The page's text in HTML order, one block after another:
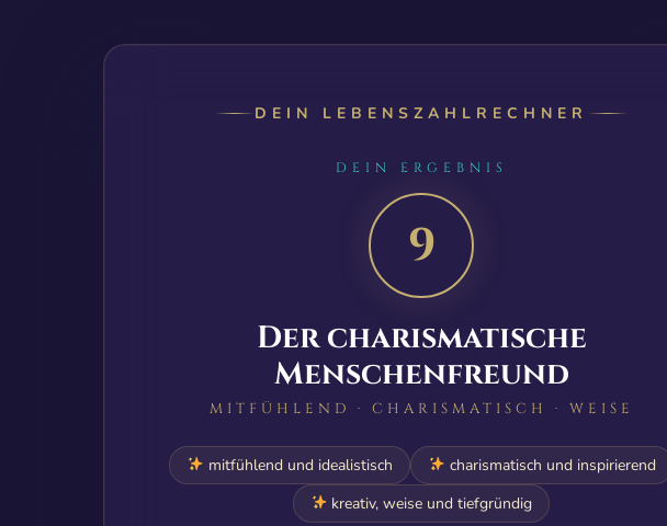
DEIN LEBENSZAHLRECHNER
DEIN ERGEBNIS
9
Der charismatische
Menschenfreund
MITFÜHLEND · CHARISMATISCH · WEISE
mitfühlend und idealistisch
charismatisch und inspirierend
kreativ, weise und tiefgründig